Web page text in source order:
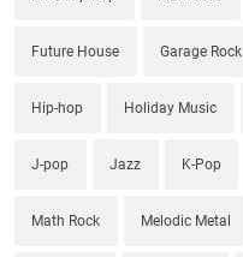
Future House Garage Rock
Hip-hop Holiday Music
J-pop Jazz K-Pop
Math Rock Melodic Metal